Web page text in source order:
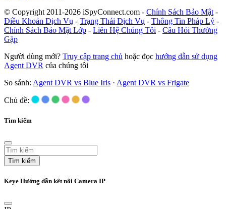
© Copyright 2011-2026 iSpyConnect.com - Chính Sách Bảo Mật -
Điều Khoản Dịch Vụ - Trạng Thái Dịch Vụ - Thông Tin Pháp Lý -
Chính Sách Bảo Mật Lớp - Liên Hệ Chúng Tôi - Câu Hỏi Thường
Gặp
Người dùng mới? Truy cập trang chủ hoặc đọc hướng dẫn sử dụng
Agent DVR của chúng tôi
So sánh: Agent DVR vs Blue Iris · Agent DVR vs Frigate
Chủ đề:
Tìm kiếm
Tìm kiếm
Keye Hướng dẫn kết nối Camera IP